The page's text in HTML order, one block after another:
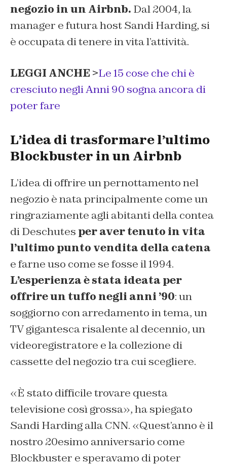
negozio in un Airbnb. Dal 2004, la
manager e futura host Sandi Harding, si
è occupata di tenere in vita l’attività.
LEGGI ANCHE >Le 15 cose che chi è
cresciuto negli Anni 90 sogna ancora di
poter fare
L’idea di trasformare l’ultimo
Blockbuster in un Airbnb
L’idea di offrire un pernottamento nel
negozio è nata principalmente come un
ringraziamente agli abitanti della contea
di Deschutes per aver tenuto in vita
l’ultimo punto vendita della catena
e farne uso come se fosse il 1994.
L’esperienza è stata ideata per
offrire un tuffo negli anni ’90: un
soggiorno con arredamento in tema, un
TV gigantesca risalente al decennio, un
videoregistratore e la collezione di
cassette del negozio tra cui scegliere.
«È stato difficile trovare questa
televisione così grossa», ha spiegato
Sandi Harding alla CNN. «Quest’anno è il
nostro 20esimo anniversario come
Blockbuster e speravamo di poter